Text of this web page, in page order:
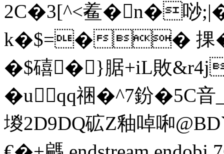
2C�3[^<鲝�n�唦
k�$=�� 捰�i璾
�$礂� }腒+iL敗
�uqq祵�^7鈖�5C音
堫2D9DQ砿Z釉啅啝